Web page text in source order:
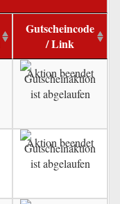
Gutscheincode
/ Link
Aktion beendet
Aktion beendet